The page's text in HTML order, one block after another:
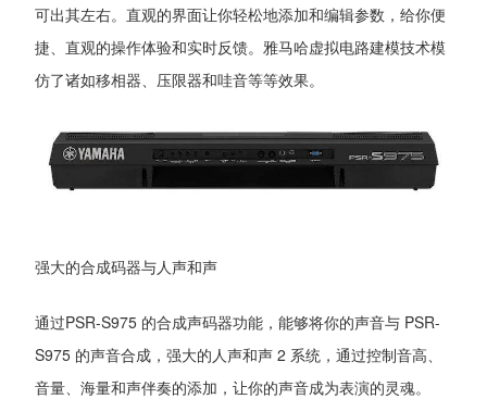
可出其左右。直观的界面让你轻松地添加和编辑参数，给你便
捷、直观的操作体验和实时反馈。雅马哈虚拟电路建模技术模
仿了诸如移相器、压限器和哇音等等效果。
强大的合成码器与人声和声
通过PSR-S975 的合成声码器功能，能够将你的声音与 PSR-
S975 的声音合成，强大的人声和声 2 系统，通过控制音高、
音量、海量和声伴奏的添加，让你的声音成为表演的灵魂。